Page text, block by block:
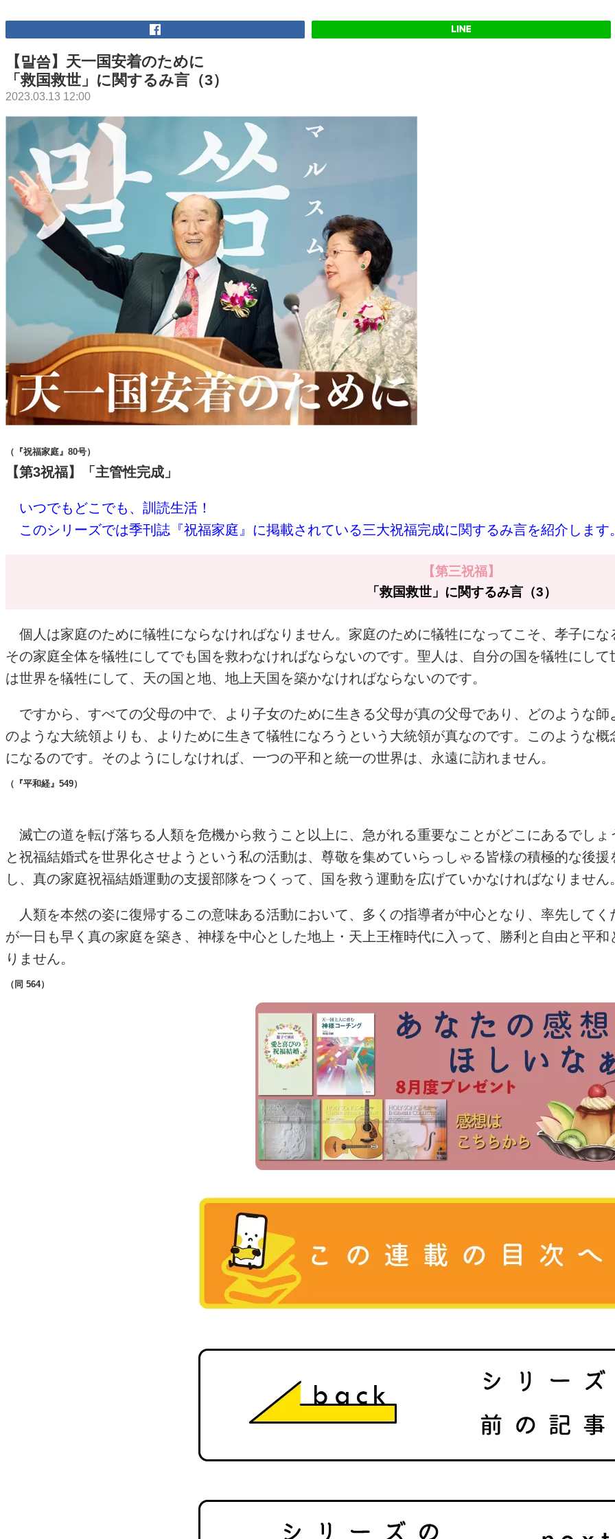
【말씀】天一国安着のために
「救国救世」に関するみ言（3）
2023.03.13 12:00
（『祝福家庭』80号）
【第3祝福】「主管性完成」
いつでもどこでも、訓読生活！
このシリーズでは季刊誌『祝福家庭』に掲載されている三大祝福完成に関するみ言を紹介します
【第三祝福】
「救国救世」に関するみ言（3）
個人は家庭のために犠牲にならなければなりません。家庭のために犠牲になってこそ、孝子に
その家庭全体を犠牲にしてでも国を救わなければならないのです。聖人は、自分の国を犠牲にし
は世界を犠牲にして、天の国と地、地上天国を築かなければならないのです。
ですから、すべての父母の中で、より子女のために生きる父母が真の父母であり、どのような
のような大統領よりも、よりために生きて犠牲になろうという大統領が真なのです。このような
になるのです。そのようにしなければ、一つの平和と統一の世界は、永遠に訪れません。
（ 『平和経』549）
滅亡の道を転げ落ちる人類を危機から救うこと以上に、急がれる重要なことがどこにあるでし
と祝福結婚式を世界化させようという私の活動は、尊敬を集めていらっしゃる皆様の積極的な後
し、真の家庭祝福結婚運動の支援部隊をつくって、国を救う運動を広げていかなければなりません
人類を本然の姿に復帰するこの意味ある活動において、多くの指導者が中心となり、率先して
が一日も早く真の家庭を築き、神様を中心とした地上・天上王権時代に入って、勝利と自由と平
りません。
（同 564）